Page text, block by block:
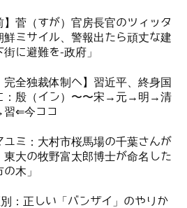
】菅（すが）官房長官のツィッタ
鮮ミサイル、警報出たら頑丈な建
に避難を-政府」
完全独裁体制へ】習近平、終身国
：殷（イン）〜〜宋→元→明→清
⇐今ココ
ユミ：大村市桜馬場の千葉さんが
東大の牧野富太郎博士が命名した
の木」
：正しい「バンザイ」のやりか